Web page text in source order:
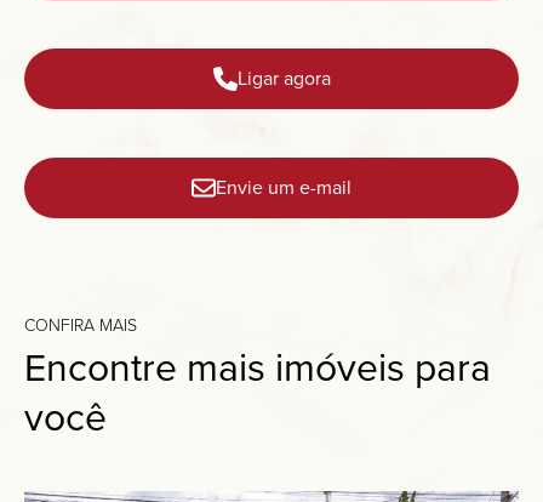
Ligar agora
Envie um e-mail
CONFIRA MAIS
Encontre mais imóveis para
você